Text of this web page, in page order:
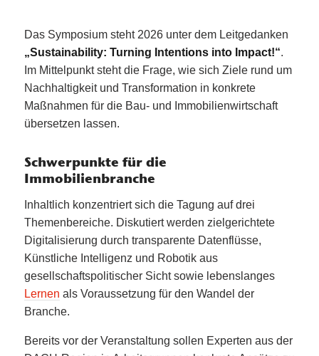
Das Symposium steht 2026 unter dem Leitgedanken
„Sustainability: Turning Intentions into Impact!“.
Im Mittelpunkt steht die Frage, wie sich Ziele rund um
Nachhaltigkeit und Transformation in konkrete
Maßnahmen für die Bau- und Immobilienwirtschaft
übersetzen lassen.
Schwerpunkte für die
Immobilienbranche
Inhaltlich konzentriert sich die Tagung auf drei
Themenbereiche. Diskutiert werden zielgerichtete
Digitalisierung durch transparente Datenflüsse,
Künstliche Intelligenz und Robotik aus
gesellschaftspolitischer Sicht sowie lebenslanges
Lernen als Voraussetzung für den Wandel der
Branche.
Bereits vor der Veranstaltung sollen Experten aus der